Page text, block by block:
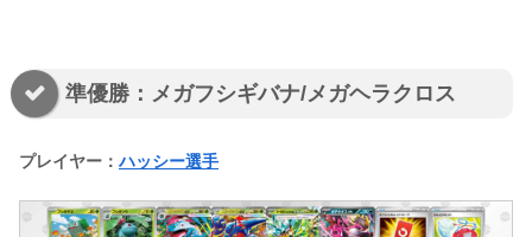
準優勝：メガフシギバナ/メガヘラクロス
プレイヤー：ハッシー選手